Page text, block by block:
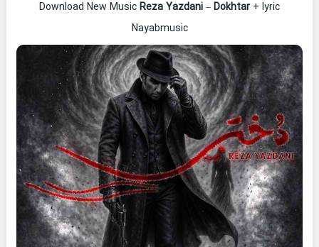
Download New Music Reza Yazdani – Dokhtar + lyric
Nayabmusic